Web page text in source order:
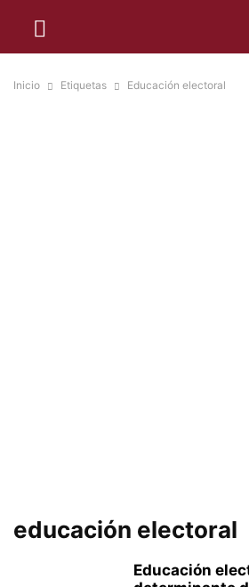
Inicio Etiquetas Educación electoral
educación electoral
Educación